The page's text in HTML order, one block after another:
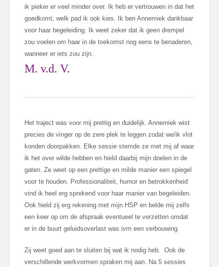
ik pieker er veel minder over. Ik heb er vertrouwen in dat het
goedkomt, welk pad ik ook kies. Ik ben Annemiek dankbaar
voor haar begeleiding. Ik weet zeker dat ik geen drempel
zou voelen om haar in de toekomst nog eens te benaderen,
wanneer er iets zou zijn.
M. v.d. V.
Het traject was voor mij prettig en duidelijk. Annemiek wist
precies de vinger op de zere plek te leggen zodat we/ik vlot
konden doorpakken. Elke sessie stemde ze met mij af waar
ik het over wilde hebben en hield daarbij mijn doelen in de
gaten. Ze weet op een prettige en milde manier een spiegel
voor te houden. Professionaliteit, humor en betrokkenheid
vind ik heel erg sprekend voor haar manier van begeleiden.
Ook hield zij erg rekening met mijn HSP en belde mij zelfs
een keer op om de afspraak eventueel te verzetten omdat
er in de buurt geluidsoverlast was ivm een verbouwing.
Zij weet goed aan te sluiten bij wat ik nodig heb. Ook de
verschillende werkvormen spraken mij aan. Na 5 sessies